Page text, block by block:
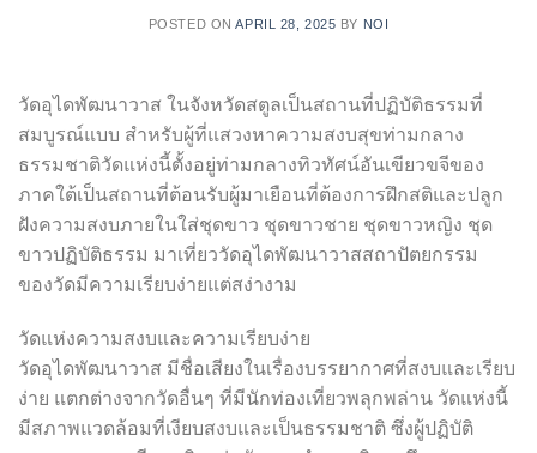
POSTED ONAPRIL 28, 2025 BY NOI
วัดอุไดพัฒนาวาส ในจังหวัดสตูลเป็นสถานที่ปฏิบัติธรรมที่
สมบูรณ์แบบ สำหรับผู้ที่แสวงหาความสงบสุขท่ามกลาง
ธรรมชาติวัดแห่งนี้ตั้งอยู่ท่ามกลางทิวทัศน์อันเขียวขจีของ
ภาคใต้เป็นสถานที่ต้อนรับผู้มาเยือนที่ต้องการฝึกสติและปลูก
ฝังความสงบภายในใส่ชุดขาว ชุดขาวชาย ชุดขาวหญิง ชุด
ขาวปฏิบัติธรรม มาเที่ยววัดอุไดพัฒนาวาสสถาปัตยกรรม
ของวัดมีความเรียบง่ายแต่สง่างาม
วัดแห่งความสงบและความเรียบง่าย
วัดอุไดพัฒนาวาส มีชื่อเสียงในเรื่องบรรยากาศที่สงบและเรียบ
ง่าย แตกต่างจากวัดอื่นๆ ที่มีนักท่องเที่ยวพลุกพล่าน วัดแห่งนี้
มีสภาพแวดล้อมที่เงียบสงบและเป็นธรรมชาติ ซึ่งผู้ปฏิบัติ